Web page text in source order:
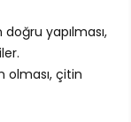
yapılması,
çitin